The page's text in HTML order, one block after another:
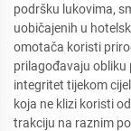
podršku lukovima,
uobičajenih u
omotača koristi
prilagođavaju
integritet tijekom
koja ne klizi koristi
trakciju na raznim